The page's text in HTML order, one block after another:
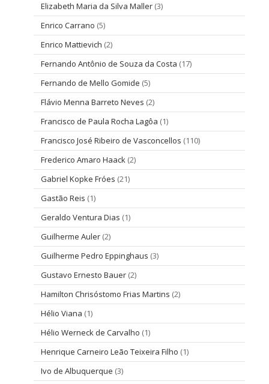
Elizabeth Maria da Silva Maller (3)
Enrico Carrano (5)
Enrico Mattievich (2)
Fernando Antônio de Souza da Costa (17)
Fernando de Mello Gomide (5)
Flávio Menna Barreto Neves (2)
Francisco de Paula Rocha Lagôa (1)
Francisco José Ribeiro de Vasconcellos (110)
Frederico Amaro Haack (2)
Gabriel Kopke Fróes (21)
Gastão Reis (1)
Geraldo Ventura Dias (1)
Guilherme Auler (2)
Guilherme Pedro Eppinghaus (3)
Gustavo Ernesto Bauer (2)
Hamilton Chrisóstomo Frias Martins (2)
Hélio Viana (1)
Hélio Werneck de Carvalho (1)
Henrique Carneiro Leão Teixeira Filho (1)
Ivo de Albuquerque (3)